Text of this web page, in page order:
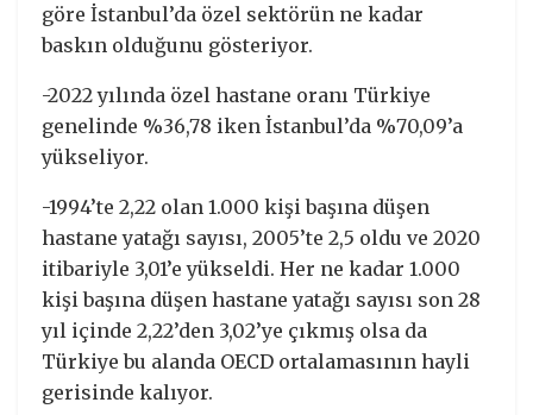
göre İstanbul’da özel sektörün ne kadar
baskın olduğunu gösteriyor.
-2022 yılında özel hastane oranı Türkiye
genelinde %36,78 iken İstanbul’da %70,09’a
yükseliyor.
-1994’te 2,22 olan 1.000 kişi başına düşen
hastane yatağı sayısı, 2005’te 2,5 oldu ve 2020
itibariyle 3,01’e yükseldi. Her ne kadar 1.000
kişi başına düşen hastane yatağı sayısı son 28
yıl içinde 2,22’den 3,02’ye çıkmış olsa da
Türkiye bu alanda OECD ortalamasının hayli
gerisinde kalıyor.